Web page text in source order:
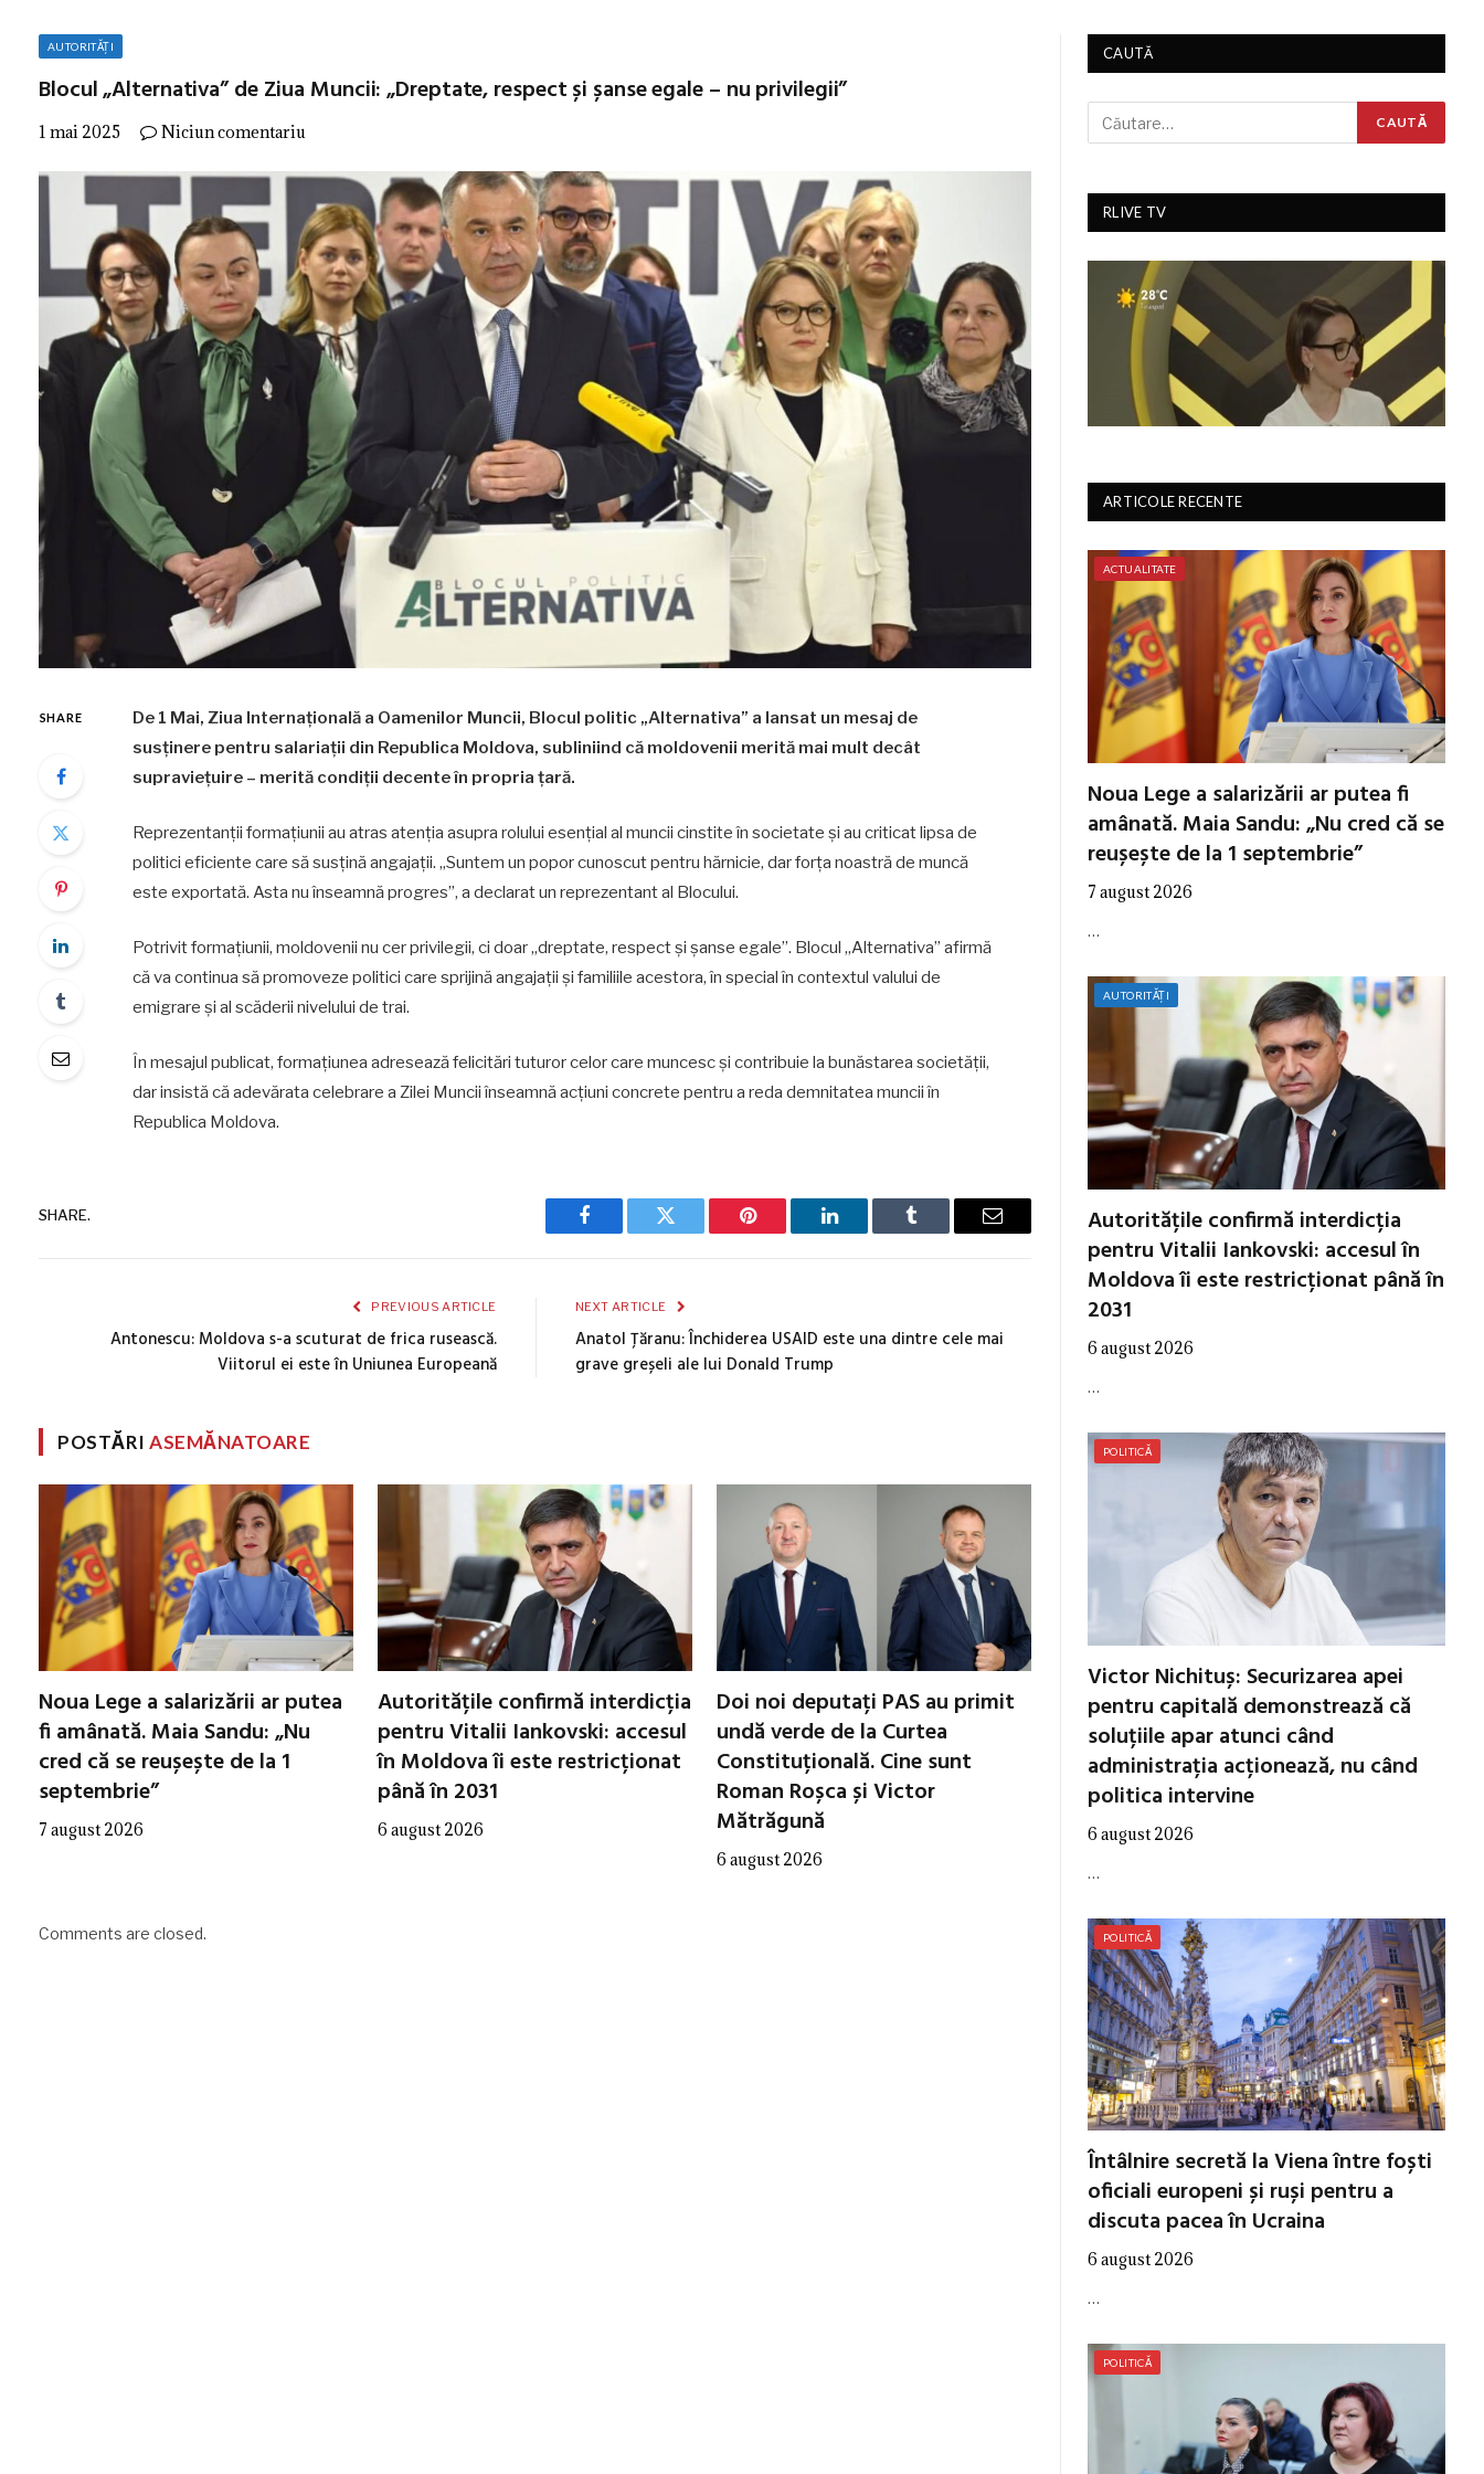
AUTORITĂȚI
Blocul „Alternativa” de Ziua Muncii: „Dreptate, respect și șanse egale – nu privilegii”
1 mai 2025 Niciun comentariu
SHARE
De 1 Mai, Ziua Internațională a Oamenilor Muncii, Blocul politic „Alternativa” a lansat un mesaj de
susținere pentru salariații din Republica Moldova, subliniind că moldovenii merită mai mult decât
supraviețuire – merită condiții decente în propria țară.
Reprezentanții formațiunii au atras atenția asupra rolului esențial al muncii cinstite în societate și au criticat lipsa de
politici eficiente care să susțină angajații. „Suntem un popor cunoscut pentru hărnicie, dar forța noastră de muncă
este exportată. Asta nu înseamnă progres”, a declarat un reprezentant al Blocului.
Potrivit formațiunii, moldovenii nu cer privilegii, ci doar „dreptate, respect și șanse egale”. Blocul „Alternativa” afirmă
că va continua să promoveze politici care sprijină angajații și familiile acestora, în special în contextul valului de
emigrare și al scăderii nivelului de trai.
În mesajul publicat, formațiunea adresează felicitări tuturor celor care muncesc și contribuie la bunăstarea societății,
dar insistă că adevărata celebrare a Zilei Muncii înseamnă acțiuni concrete pentru a reda demnitatea muncii în
Republica Moldova.
SHARE.
Facebook Twitter Pinterest LinkedIn Tumblr Email
PREVIOUS ARTICLE
Antonescu: Moldova s-a scuturat de frica rusească.
Viitorul ei este în Uniunea Europeană
NEXT ARTICLE
Anatol Țăranu: Închiderea USAID este una dintre cele mai
grave greșeli ale lui Donald Trump
POSTĂRIASEMĂNATOARE
Noua Lege a salarizării ar putea
fi amânată. Maia Sandu: „Nu
cred că se reușește de la 1
septembrie”
7 august 2026
Autoritățile confirmă interdicția
pentru Vitalii Iankovski: accesul
în Moldova îi este restricționat
până în 2031
6 august 2026
Doi noi deputați PAS au primit
undă verde de la Curtea
Constituțională. Cine sunt
Roman Roșca și Victor
Mătrăgună
6 august 2026
Comments are closed.
CAUTĂ
RLIVE TV
ARTICOLE RECENTE
ACTUALITATE
Noua Lege a salarizării ar putea fi
amânată. Maia Sandu: „Nu cred că se
reușește de la 1 septembrie”
7 august 2026
…
AUTORITĂȚI
Autoritățile confirmă interdicția
pentru Vitalii Iankovski: accesul în
Moldova îi este restricționat până în
2031
6 august 2026
…
POLITICĂ
Victor Nichituș: Securizarea apei
pentru capitală demonstrează că
soluțiile apar atunci când
administrația acționează, nu când
politica intervine
6 august 2026
…
POLITICĂ
Întâlnire secretă la Viena între foști
oficiali europeni și ruși pentru a
discuta pacea în Ucraina
6 august 2026
…
POLITICĂ